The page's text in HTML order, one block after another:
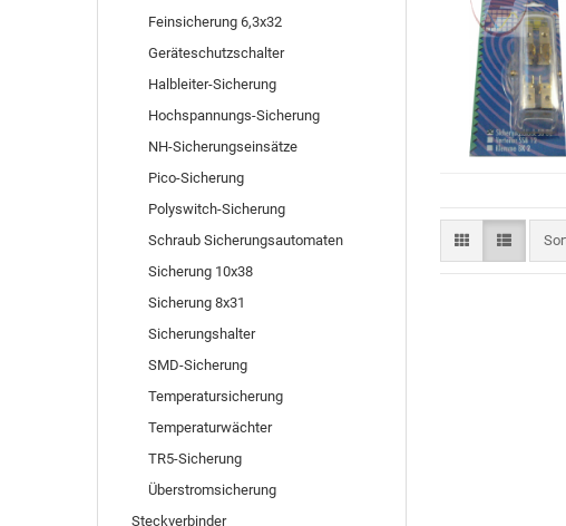
Feinsicherung 6,3x32
Geräteschutzschalter
Halbleiter-Sicherung
Hochspannungs-Sicherung
NH-Sicherungseinsätze
Pico-Sicherung
Polyswitch-Sicherung
Schraub Sicherungsautomaten
Sicherung 10x38
Sicherung 8x31
Sicherungshalter
SMD-Sicherung
Temperatursicherung
Temperaturwächter
TR5-Sicherung
Überstromsicherung
Steckverbinder